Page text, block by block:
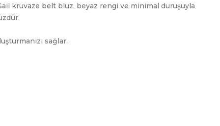
kruvaze belt bluz, beyaz rengi ve minimal duruşuyla
sağlar.